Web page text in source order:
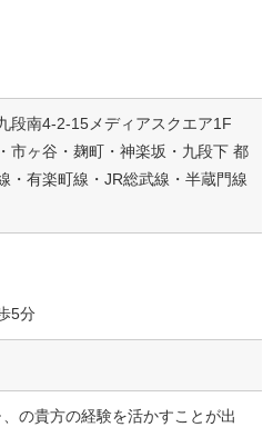
段南4-2-15メディアスクエア1F
市ヶ谷・麹町・神楽坂・九段下 都
・有楽町線・JR総武線・半蔵門線
5分
の貴方の経験を活かすことが出